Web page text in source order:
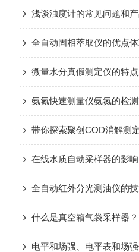
浅谈浊度计的常见问题和
全自动固相萃取仪的优点
微量水分真假测定仪的特
氨氮快速测量仪氨氮的检
带你探索聚创COD消解测
在线水质自动采样器的影
全自动红外分光测油仪的
什么是真空箱气袋采样器？
电平和场强、电平表和场